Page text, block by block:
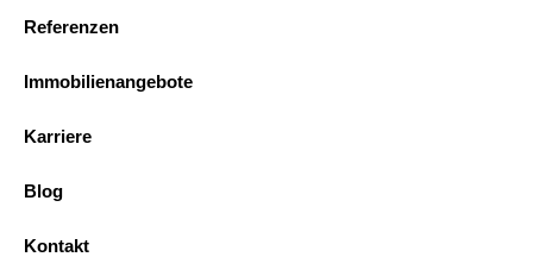
Referenzen
Immobilienangebote
Karriere
Blog
Kontakt